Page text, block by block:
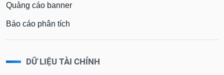
Quảng cáo banner
Báo cáo phân tích
DỮ LIỆU TÀI CHÍNH